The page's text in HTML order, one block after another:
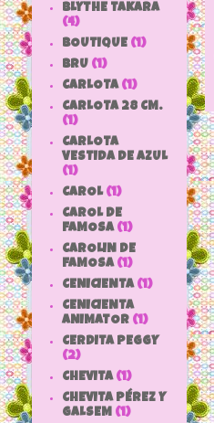
BLYTHE TAKARA
(4)
BOUTIQUE (1)
BRU (1)
CARLOTA (1)
CARLOTA 28 CM.
(1)
CARLOTA
VESTIDA DE AZUL
(1)
CAROL (1)
CAROL DE
FAMOSA (1)
CAROLIN DE
FAMOSA (1)
CENICIENTA (1)
CENICIENTA
ANIMATOR (1)
CERDITA PEGGY
(2)
CHEVITA (1)
CHEVITA PÉREZ Y
GALSEM (1)